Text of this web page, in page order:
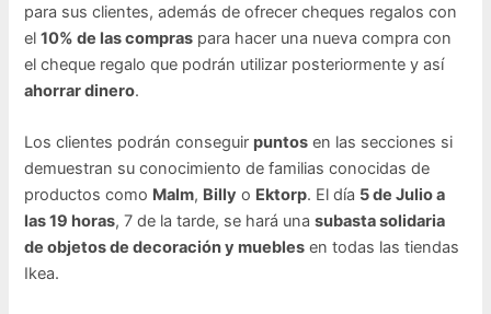
para sus clientes, además de ofrecer cheques regalos con
el10% de las compras para hacer una nueva compra con
el cheque regalo que podrán utilizar posteriormente y así
ahorrar dinero.
Los clientes podrán conseguir puntos en las secciones si
demuestran su conocimiento de familias conocidas de
productos como Malm, Billy o Ektorp. El día 5 de Julio a
las 19 horas, 7 de la tarde, se hará unasubasta solidaria
de objetos de decoración y muebles en todas las tiendas
Ikea.